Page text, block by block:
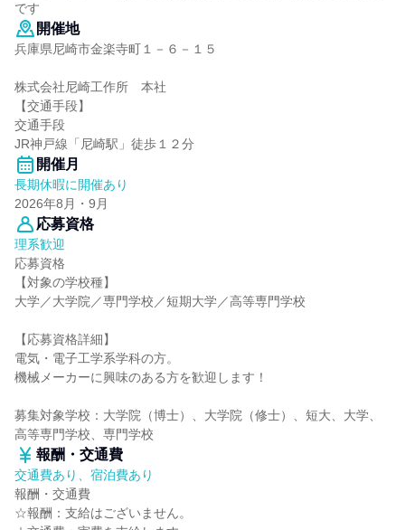
です
開催地
兵庫県尼崎市金楽寺町１－６－１５
株式会社尼崎工作所 本社
【交通手段】
交通手段
JR神戸線「尼崎駅」徒歩１２分
開催月
長期休暇に開催あり
2026年8月・9月
応募資格
理系歓迎
応募資格
【対象の学校種】
大学／大学院／専門学校／短期大学／高等専門学校
【応募資格詳細】
電気・電子工学系学科の方。
機械メーカーに興味のある方を歓迎します！
募集対象学校：大学院（博士）、大学院（修士）、短大、大学、
高等専門学校、専門学校
報酬・交通費
交通費あり、宿泊費あり
報酬・交通費
☆報酬：支給はございません。